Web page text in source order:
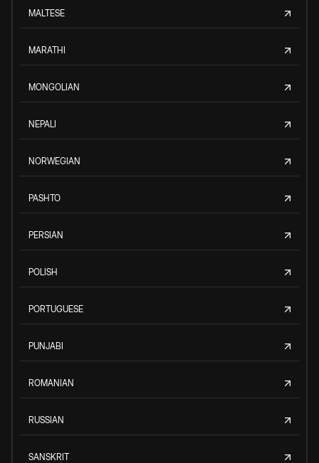
MALTESE
MARATHI
MONGOLIAN
NEPALI
NORWEGIAN
PASHTO
PERSIAN
POLISH
PORTUGUESE
PUNJABI
ROMANIAN
RUSSIAN
SANSKRIT